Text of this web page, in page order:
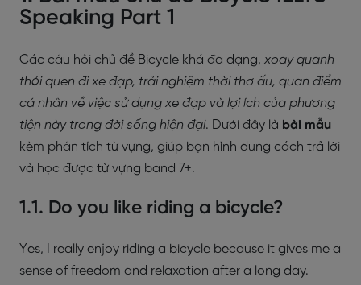
Speaking Part 1
Các câu hỏi chủ đề Bicycle khá đa dạng, xoay quanh
thói quen đi xe đạp, trải nghiệm thời thơ ấu, quan điểm
cá nhân về việc sử dụng xe đạp và lợi ích của phương
tiện này trong đời sống hiện đại. Dưới đây là bài mẫu
kèm phân tích từ vựng, giúp bạn hình dung cách trả lời
và học được từ vựng band 7+.
1.1. Do you like riding a bicycle?
Yes, I really enjoy riding a bicycle because it gives me a
sense of freedom and relaxation after a long day.